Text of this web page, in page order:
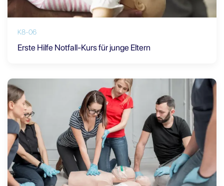
K8-06
Erste Hilfe Notfall-Kurs für junge Eltern